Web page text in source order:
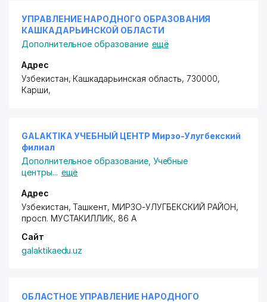
УПРАВЛЕНИЕ НАРОДНОГО ОБРАЗОВАНИЯ
КАШКАДАРЬИНСКОЙ ОБЛАСТИ
Дополнительное образование ещё
Адрес
Узбекистан, Кашкадарьинская область, 730000,
Карши,
GALAKTIKA УЧЕБНЫЙ ЦЕНТР Мирзо-Улугбекский
филиал
Дополнительное образование, Учебные
центры... ещё
Адрес
Узбекистан, Ташкент, МИРЗО-УЛУГБЕКСКИЙ РАЙОН,
просп. МУСТАКИЛЛИК, 86 А
Сайт
galaktikaedu.uz
ОБЛАСТНОЕ УПРАВЛЕНИЕ НАРОДНОГО